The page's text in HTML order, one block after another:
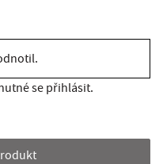
se přihlásit.